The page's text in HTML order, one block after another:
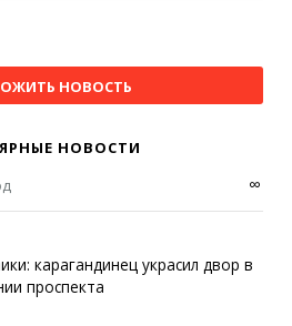
НОВОСТЬ
НОВОСТИ
∞
карагандинец украсил двор в
проспекта